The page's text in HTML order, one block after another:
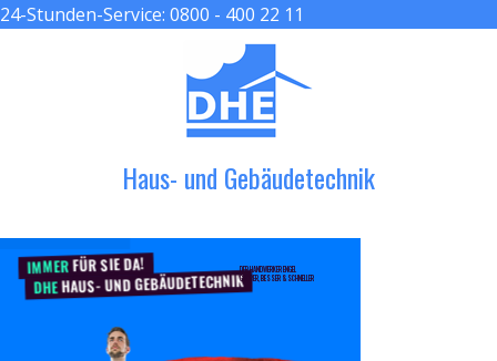
24-Stunden-Service: 0800 - 400 22 11
Haus- und Gebäudetechnik
IMMERFÜR SIE DA!
DHEHAUS- UND GEBÄUDETECHNIK
DER HANDWERKER ENGEL
GRÖßER, BESSER & SCHNELLER